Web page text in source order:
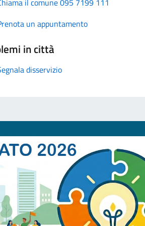
un appuntamento
in città
disservizio